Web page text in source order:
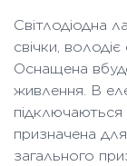
Світлодіодна
свічки,
Оснащена
живлення. В
призначена
загального